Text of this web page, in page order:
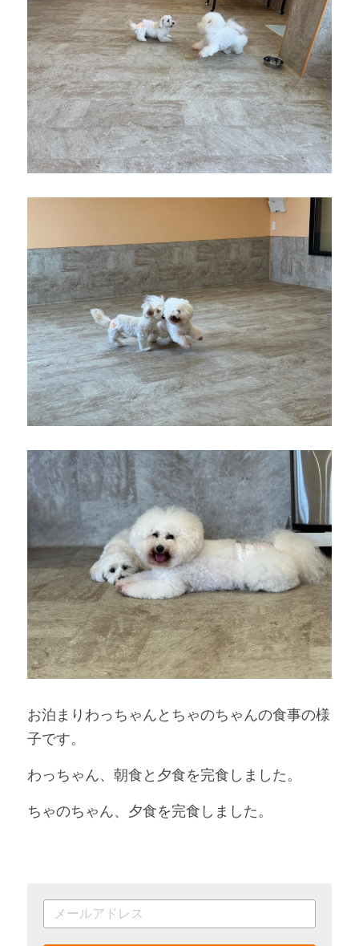
お泊まりわっちゃんとちゃのちゃんの食事の様
子です。
わっちゃん、朝食と夕食を完食しました。
ちゃのちゃん、夕食を完食しました。